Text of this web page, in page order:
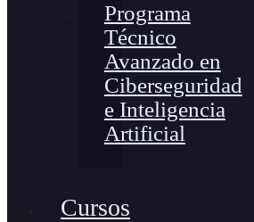
Programa
Técnico
Avanzado en
Ciberseguridad
e Inteligencia
Artificial
Cursos